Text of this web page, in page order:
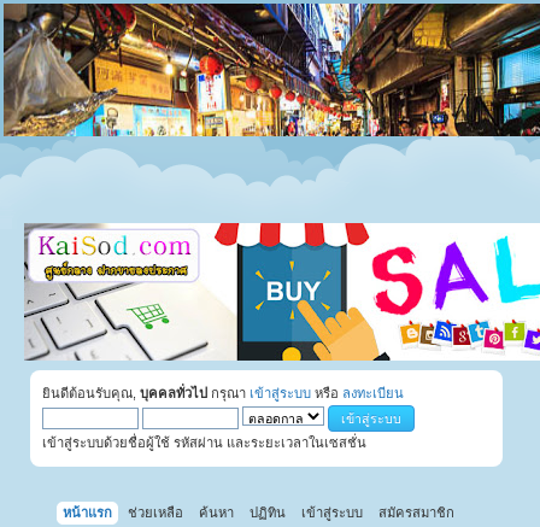
ยินดีต้อนรับคุณ, บุคคลทั่วไป กรุณา เข้าสู่ระบบ หรือ ลงทะเบียน
เข้าสู่ระบบด้วยชื่อผู้ใช้ รหัสผ่าน และระยะเวลาในเซสชั่น
หน้าแรก ช่วยเหลือ ค้นหา ปฏิทิน เข้าสู่ระบบ สมัครสมาชิก